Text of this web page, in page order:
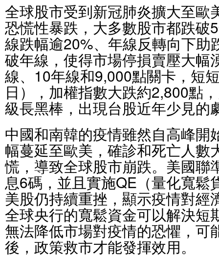
全球股市受到新冠肺炎擴大至歐
恐慌性暴跌，大多數股市都跌破
線跌幅逾20%、年線反轉向下助
破年線，使得市場停損賣壓大幅
線、10年線和9,000點關卡，短
日），加權指數大跌約2,800點
級長黑棒，出現台股近年少見的
中國和南韓的疫情雖然自高峰開
幅蔓延至歐美，確診和死亡人數
慌，導致全球股市崩跌。美國聯
息6碼，並且實施QE（量化寬鬆
美股仍持續重挫，顯示疫情對經
全球央行的寬鬆資金可以解決短
無法降低市場對疫情的恐懼，可
後，政策救市才能發揮效用。